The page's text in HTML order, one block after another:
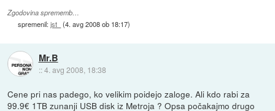
Zgodovina sprememb…
spremenil:jst_ (4. avg 2008 ob 18:17)
Mr.B
::4. avg 2008, 18:38
Cene pri nas padego, ko velikim poidejo zaloge. Ali kdo rabi za
99.9€ 1TB zunanji USB disk iz Metroja ? Opsa počakajmo drugo